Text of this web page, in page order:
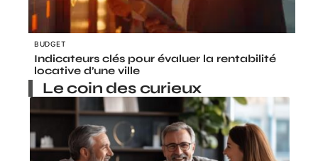
BUDGET
Indicateurs clés pour évaluer la rentabilité
locative d’une ville
Le coin des curieux